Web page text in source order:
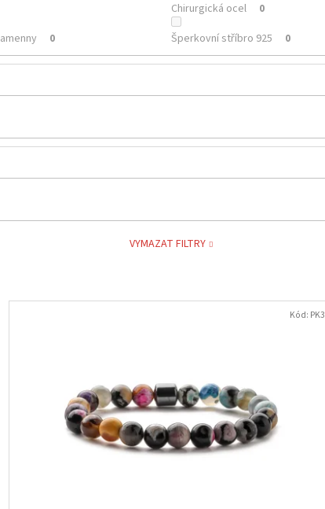
Chirurgická ocel 0
0 Šperkovní stříbro 925 0
VYMAZAT FILTRY
Kód: PK3